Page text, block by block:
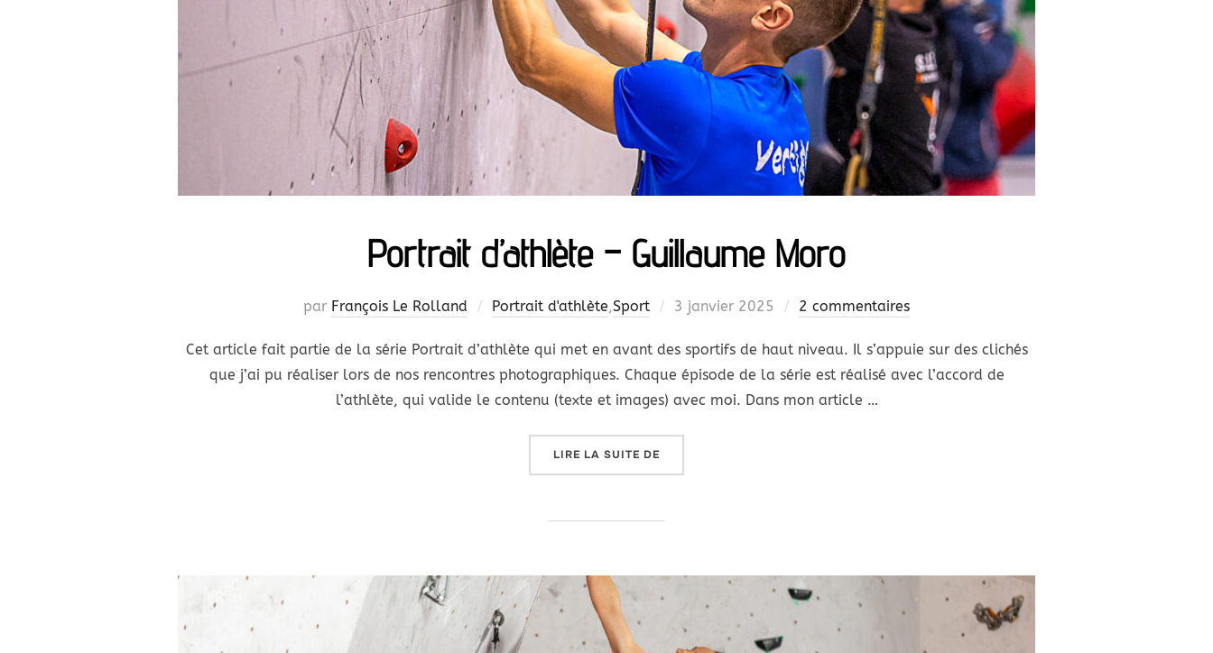
Portrait d’athlète – Guillaume Moro
par François Le Rolland Portrait d'athlète,Sport
Publié
3 janvier 2025 2 commentaires
Cet article fait partie de la série Portrait d’athlète qui met en avant des sportifs de haut niveau. Il s’appuie sur des clichés
que j’ai pu réaliser lors de nos rencontres photographiques. Chaque épisode de la série est réalisé avec l’accord de
l’athlète, qui valide le contenu (texte et images) avec moi. Dans mon article …
LIRE LA SUITE DE